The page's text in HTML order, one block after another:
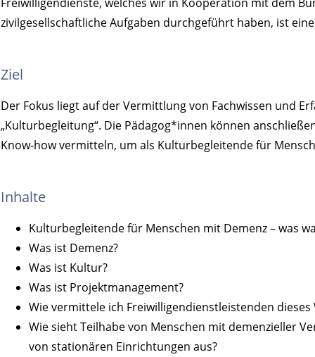
zivilgesellschaftliche Aufgaben durchgeführt haben, ist
Ziel
Der Fokus liegt auf der Vermittlung von Fachwissen und
„Kulturbegleitung“. Die Pädagog*innen können
Know-how vermitteln, um als Kulturbegleitende für
Inhalte
Kulturbegleitende für Menschen mit Demenz – was
Was ist Demenz?
Was ist Kultur?
Was ist Projektmanagement?
Wie vermittele ich Freiwilligendienstleistenden dieses
Wie sieht Teilhabe von Menschen mit demenzieller
von stationären Einrichtungen aus?